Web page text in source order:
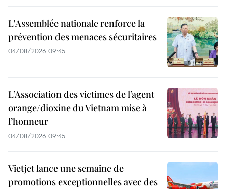
L'Assemblée nationale renforce la
prévention des menaces sécuritaires
04/08/2026 09:45
L’Association des victimes de l’agent
orange/dioxine du Vietnam mise à
l’honneur
04/08/2026 09:45
Vietjet lance une semaine de
promotions exceptionnelles avec des